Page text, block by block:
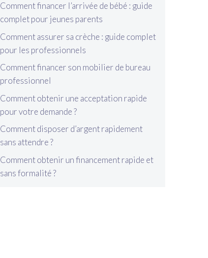
Comment financer l’arrivée de bébé : guide
complet pour jeunes parents
Comment assurer sa crèche : guide complet
pour les professionnels
Comment financer son mobilier de bureau
professionnel
Comment obtenir une acceptation rapide
pour votre demande ?
Comment disposer d’argent rapidement
sans attendre ?
Comment obtenir un financement rapide et
sans formalité ?